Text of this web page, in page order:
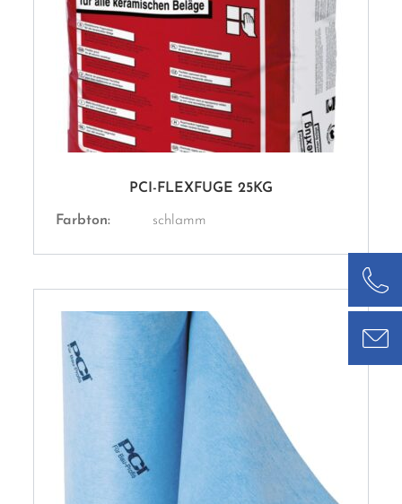
PCI-FLEXFUGE 25KG
Farbton: schlamm